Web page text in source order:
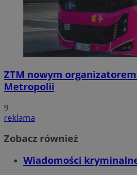
ZTM nowym
Metropolii
9
reklama
Zobacz również
Wiadomości